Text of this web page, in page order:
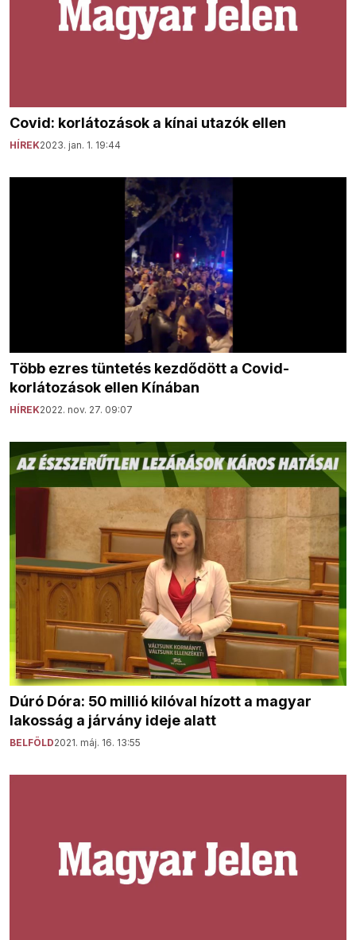
Covid: korlátozások a kínai utazók ellen
HÍREK2023. jan. 1. 19:44
Több ezres tüntetés kezdődött a Covid-
korlátozások ellen Kínában
HÍREK2022. nov. 27. 09:07
Dúró Dóra: 50 millió kilóval hízott a magyar
lakosság a járvány ideje alatt
BELFÖLD2021. máj. 16. 13:55